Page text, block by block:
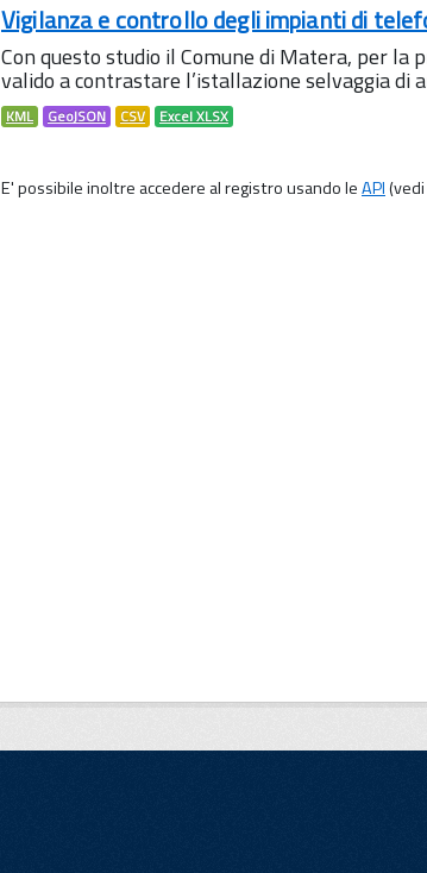
Vigilanza e controllo degli impianti di
Con questo studio il Comune di Matera, per
valido a contrastare l’istallazione selvaggia di
KML GeoJSON CSV Excel XLSX
E' possibile inoltre accedere al registro usando leAPI(vedi